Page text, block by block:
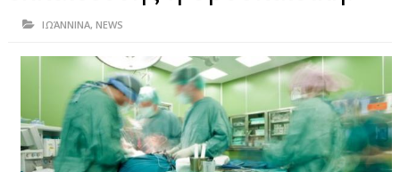
ΙΩΑΝΝΙΝΑ
ΘΕΣΠΡΩΤΙΑ
ΙΩΆΝΝΙΝΑ, NEWS